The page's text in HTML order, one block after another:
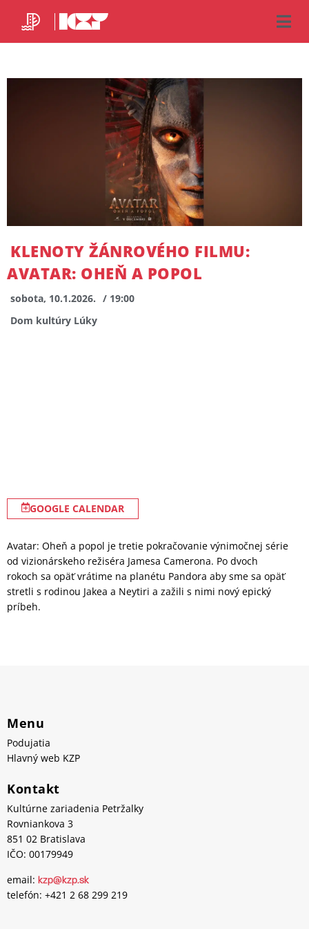
KLENOTY ŽÁNROVÉHO FILMU:
AVATAR: OHEŇ A POPOL
sobota, 10.1.2026. / 19:00
Dom kultúry Lúky
GOOGLE CALENDAR
Avatar: Oheň a popol je tretie pokračovanie výnimočnej série
od vizionárskeho režiséra Jamesa Camerona. Po dvoch
rokoch sa opäť vrátime na planétu Pandora aby sme sa opäť
stretli s rodinou Jakea a Neytiri a zažili s nimi nový epický
príbeh.
Menu
Podujatia
Hlavný web KZP
Kontakt
Kultúrne zariadenia Petržalky
Rovniankova 3
851 02 Bratislava
IČO: 00179949
email: kzp@kzp.sk
telefón: +421 2 68 299 219